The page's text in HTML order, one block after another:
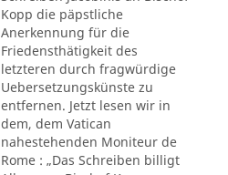
Kopp die päpstliche
Anerkennung für die
Friedensthätigkeit des
letzteren durch fragwürdige
Uebersetzungskünste zu
entfernen. Jetzt lesen wir in
dem, dem Vatican
nahestehenden Moniteur de
Rome : „Das Schreiben billigt